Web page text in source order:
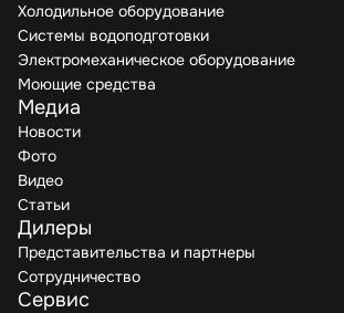
Холодильное оборудование
Системы водоподготовки
Электромеханическое оборудование
Моющие средства
Медиа
Новости
Фото
Видео
Статьи
Дилеры
Представительства и партнеры
Сотрудничество
Сервис